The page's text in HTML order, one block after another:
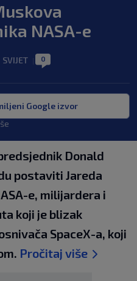
NASA-e
SVIJET 0
Google izvor
Donald
postaviti Jareda
e, milijardera i
koji je blizak
SpaceX-a, koji
Pročitaj više